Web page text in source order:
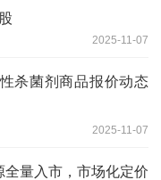
2025-11-07
杀菌剂商品报价动态
2025-11-07
量入市，市场化定价